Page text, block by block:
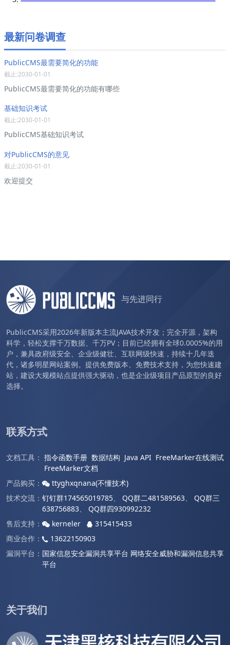
最新问卷调查
PublicCMS最需要简化的功能
截止:2030-01-01
PublicCMS最需要简化的功能有哪些
基础知识考试
截止:2030-01-01
PublicCMS基础知识考试
对PublicCMS的意见
截止:2030-01-01
欢迎提交
与先进同行
PublicCMS采用2026年新版本主流JAVA技术开发；完全开源，架构
科学，轻松支撑千万数据、千万PV；目前已经拥有全球0.0005%的用
户，兼具政府级安全、企业级健壮、互联网级快速，持续十几年迭
代，诸多明星网站案例。提供免费版本、免费技术支持，为您快速建
站，建设大规模站点提供强大驱动，也是企业级项目产品原型的良好
选择。
联系方式
文档工具： 指令函数手册 数据结构 Java API FreeMarker在线测试
FreeMarker文档
产品购买：
ttyghxqnana(不懂技术)
技术交流： 钉钉群174565019785、 QQ群二481589563、 QQ群三
638756883、 QQ群四930992232
售后支持：
kerneler
315415433
商业合作：
13622150903
漏洞平台： 国家信息安全漏洞共享平台 网络安全威胁和漏洞信息共享
平台
关于我们